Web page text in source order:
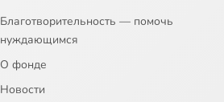
Благотворительность — помочь
нуждающимся
О фонде
Новости